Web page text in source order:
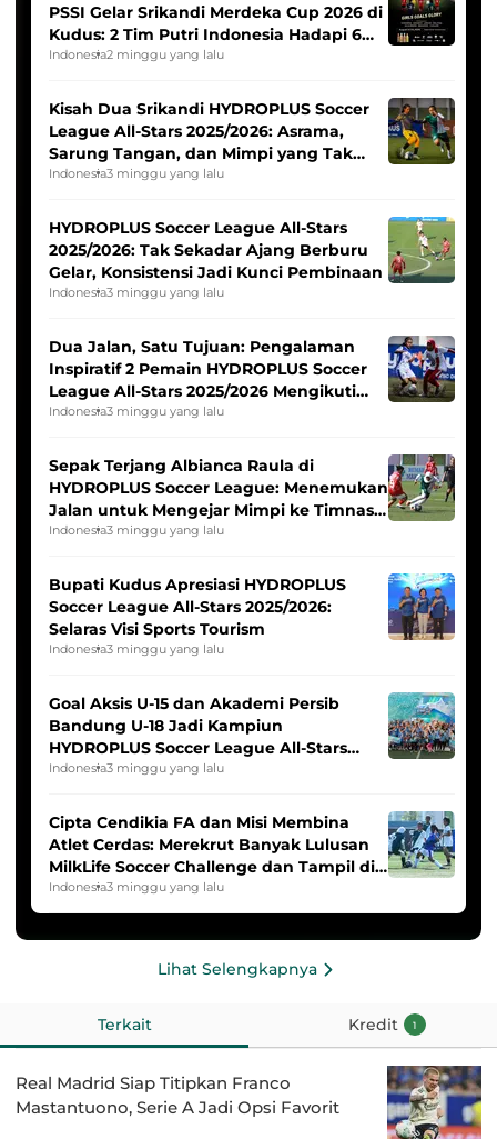
PSSI Gelar Srikandi Merdeka Cup 2026 di
Kudus: 2 Tim Putri Indonesia Hadapi 6
Tim Asia
Indonesia2 minggu yang lalu
Kisah Dua Srikandi HYDROPLUS Soccer
League All-Stars 2025/2026: Asrama,
Sarung Tangan, dan Mimpi yang Tak
Pernah Padam
Indonesia3 minggu yang lalu
HYDROPLUS Soccer League All-Stars
2025/2026: Tak Sekadar Ajang Berburu
Gelar, Konsistensi Jadi Kunci Pembinaan
Indonesia3 minggu yang lalu
Dua Jalan, Satu Tujuan: Pengalaman
Inspiratif 2 Pemain HYDROPLUS Soccer
League All-Stars 2025/2026 Mengikuti
Seleksi Timnas Indonesia Putri
Indonesia3 minggu yang lalu
Sepak Terjang Albianca Raula di
HYDROPLUS Soccer League: Menemukan
Jalan untuk Mengejar Mimpi ke Timnas
Indonesia Putri
Indonesia3 minggu yang lalu
Bupati Kudus Apresiasi HYDROPLUS
Soccer League All-Stars 2025/2026:
Selaras Visi Sports Tourism
Indonesia3 minggu yang lalu
Goal Aksis U-15 dan Akademi Persib
Bandung U-18 Jadi Kampiun
HYDROPLUS Soccer League All-Stars
2025/2026
Indonesia3 minggu yang lalu
Cipta Cendikia FA dan Misi Membina
Atlet Cerdas: Merekrut Banyak Lulusan
MilkLife Soccer Challenge dan Tampil di
HYDROPLUS Soccer League
Indonesia3 minggu yang lalu
Lihat Selengkapnya
Terkait Kredit 1
Real Madrid Siap Titipkan Franco
Mastantuono, Serie A Jadi Opsi Favorit